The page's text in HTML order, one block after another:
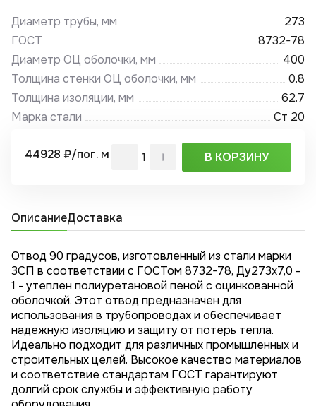
Диаметр трубы, мм
273
ГОСТ
8732-78
Диаметр ОЦ оболочки, мм
400
Толщина стенки ОЦ оболочки, мм
0.8
Толщина изоляции, мм
62.7
Марка стали
Ст 20
44928 ₽/пог. м В КОРЗИНУ
ОписаниеДоставка
Отвод 90 градусов, изготовленный из стали марки
3СП в соответствии с ГОСТом 8732-78, Ду273x7,0 -
1 - утеплен полиуретановой пеной с оцинкованной
оболочкой. Этот отвод предназначен для
использования в трубопроводах и обеспечивает
надежную изоляцию и защиту от потерь тепла.
Идеально подходит для различных промышленных и
строительных целей. Высокое качество материалов
и соответствие стандартам ГОСТ гарантируют
долгий срок службы и эффективную работу